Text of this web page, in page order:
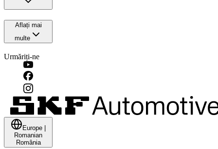
Aflați mai
multe
Urmăriți-ne
Europe
Romanian
România